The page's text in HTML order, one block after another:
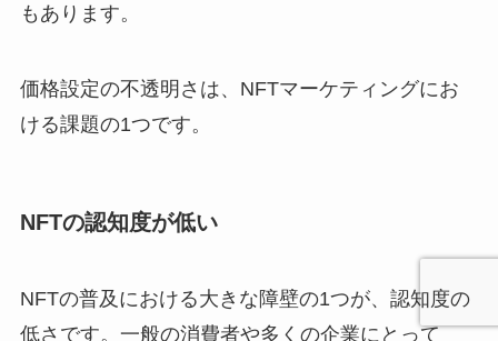
もあります。
価格設定の不透明さは、NFTマーケティングにお
ける課題の1つです。
NFTの認知度が低い
NFTの普及における大きな障壁の1つが、認知度の
低さです。一般の消費者や多くの企業にとって